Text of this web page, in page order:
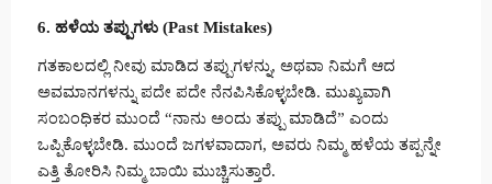
6. ಹಳೆಯ ತಪ್ಪುಗಳು (Past Mistakes)
ಗತಕಾಲದಲ್ಲಿ ನೀವು ಮಾಡಿದ ತಪ್ಪುಗಳನ್ನು, ಅಥವಾ ನಿಮಗೆ ಆದ
ಅವಮಾನಗಳನ್ನು ಪದೇ ಪದೇ ನೆನಪಿಸಿಕೊಳ್ಳಬೇಡಿ. ಮುಖ್ಯವಾಗಿ
ಸಂಬಂಧಿಕರ ಮುಂದೆ “ನಾನು ಅಂದು ತಪ್ಪು ಮಾಡಿದೆ” ಎಂದು
ಒಪ್ಪಿಕೊಳ್ಳಬೇಡಿ. ಮುಂದೆ ಜಗಳವಾದಾಗ, ಅವರು ನಿಮ್ಮ ಹಳೆಯ ತಪ್ಪನ್ನೇ
ಎತ್ತಿ ತೋರಿಸಿ ನಿಮ್ಮ ಬಾಯಿ ಮುಚ್ಚಿಸುತ್ತಾರೆ.